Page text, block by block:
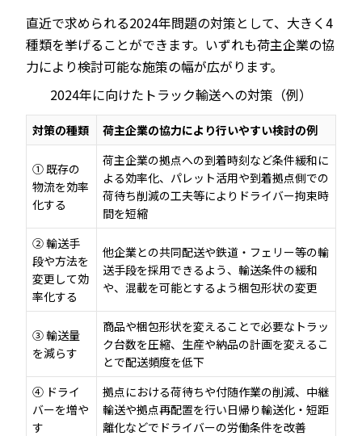
直近で求められる2024年問題の対策として、大きく4
種類を挙げることができます。いずれも荷主企業の協
力により検討可能な施策の幅が広がります。
2024年に向けたトラック輸送への対策（例）
対策の種類 荷主企業の協力により行いやすい検討の例
① 既存の
物流を効率
化する
荷主企業の拠点への到着時刻など条件緩和に
よる効率化、パレット活用や到着拠点側での
荷待ち削減の工夫等によりドライバー拘束時
間を短縮
② 輸送手
段や方法を
変更して効
率化する
他企業との共同配送や鉄道・フェリー等の輸
送手段を採用できるよう、輸送条件の緩和
や、混載を可能とするよう梱包形状の変更
③ 輸送量
を減らす
商品や梱包形状を変えることで必要なトラッ
ク台数を圧縮、生産や納品の計画を変えるこ
とで配送頻度を低下
④ ドライ
バーを増や
す
拠点における荷待ちや付随作業の削減、中継
輸送や拠点再配置を行い日帰り輸送化・短距
離化などでドライバーの労働条件を改善